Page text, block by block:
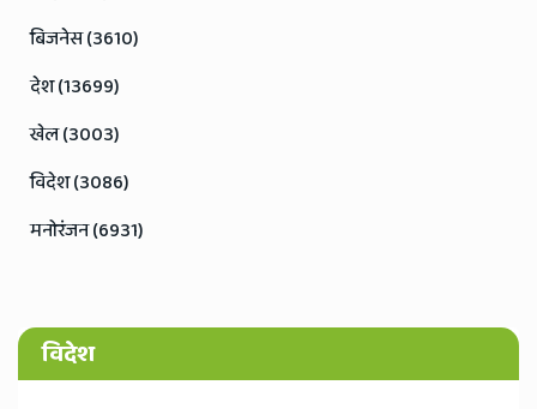
बिजनेस (3610)
देश (13699)
खेल (3003)
विदेश (3086)
मनोरंजन (6931)
विदेश